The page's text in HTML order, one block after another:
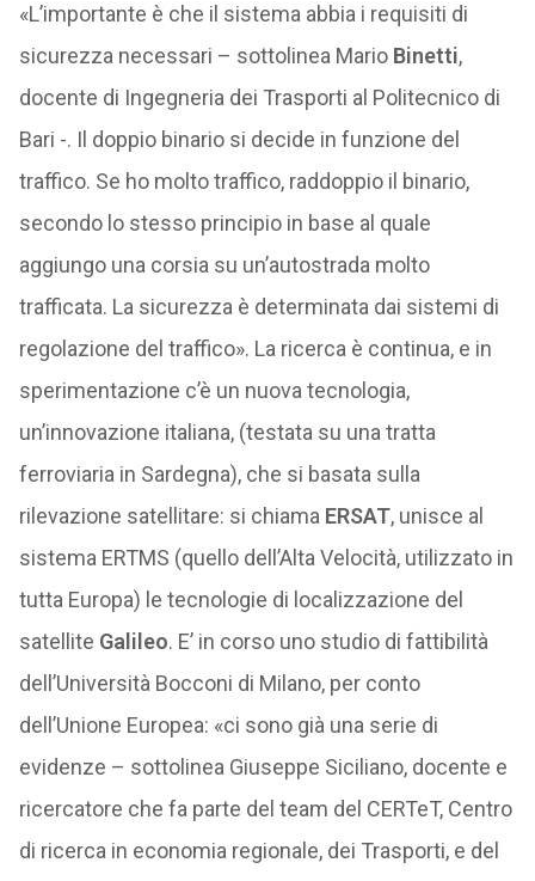
«L’importante è che il sistema abbia i requisiti di
sicurezza necessari – sottolinea Mario Binetti,
docente di Ingegneria dei Trasporti al Politecnico di
Bari -. Il doppio binario si decide in funzione del
traffico. Se ho molto traffico, raddoppio il binario,
secondo lo stesso principio in base al quale
aggiungo una corsia su un’autostrada molto
trafficata. La sicurezza è determinata dai sistemi di
regolazione del traffico». La ricerca è continua, e in
sperimentazione c’è un nuova tecnologia,
un’innovazione italiana, (testata su una tratta
ferroviaria in Sardegna), che si basata sulla
rilevazione satellitare: si chiama ERSAT, unisce al
sistema ERTMS (quello dell’Alta Velocità, utilizzato in
tutta Europa) le tecnologie di localizzazione del
satellite Galileo. E’ in corso uno studio di fattibilità
dell’Università Bocconi di Milano, per conto
dell’Unione Europea: «ci sono già una serie di
evidenze – sottolinea Giuseppe Siciliano, docente e
ricercatore che fa parte del team del CERTeT, Centro
di ricerca in economia regionale, dei Trasporti, e del